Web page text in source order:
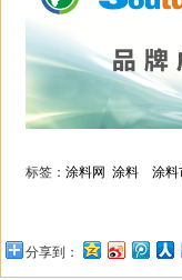
标签：涂料网 涂料 涂料
分享到：